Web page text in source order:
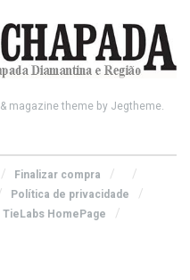
magazine theme by Jegtheme.
Finalizar compra
Política de privacidade
TieLabs HomePage